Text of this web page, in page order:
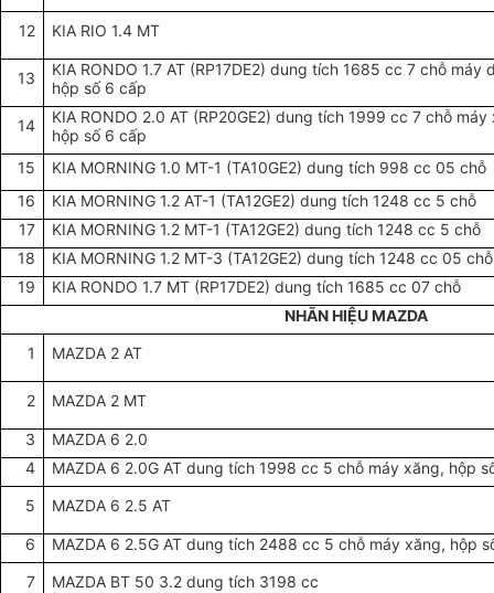
12 KIA RIO 1.4 MT
13
KIA RONDO 1.7 AT (RP17DE2) dung tích 1685 cc 7 chỗ máy
hộp số 6 cấp
14
KIA RONDO 2.0 AT (RP20GE2) dung tích 1999 cc 7 chỗ máy
hộp số 6 cấp
15
KIA MORNING 1.0 MT-1 (TA10GE2) dung tích 998 cc 05 chỗ
16
KIA MORNING 1.2 AT-1 (TA12GE2) dung tích 1248 cc 5 chỗ
17
KIA MORNING 1.2 MT-1 (TA12GE2) dung tích 1248 cc 5 chỗ
18
KIA MORNING 1.2 MT-3 (TA12GE2) dung tích 1248 cc 05 chỗ
19
KIA RONDO 1.7 MT (RP17DE2) dung tích 1685 cc 07 chỗ
NHÃN HIỆU MAZDA
1
MAZDA 2 AT
2 MAZDA 2 MT
3
MAZDA 6 2.0
4
MAZDA 6 2.0G AT dung tích 1998 cc 5 chỗ máy xăng, hộp
5
MAZDA 6 2.5 AT
6
MAZDA 6 2.5G AT dung tích 2488 cc 5 chỗ máy xăng, hộp
7
MAZDA BT 50 3.2 dung tích 3198 cc